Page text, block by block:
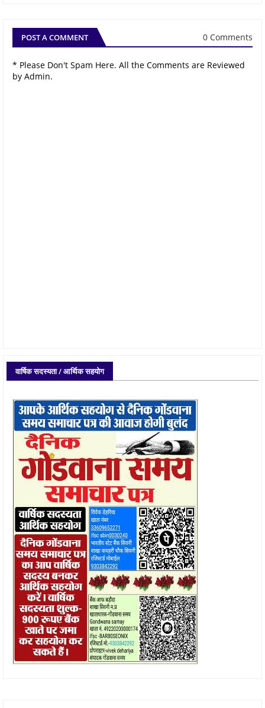
POST A COMMENT 0 Comments
* Please Don't Spam Here. All the Comments are Reviewed
by Admin.
वार्षिक सदस्यता / आर्थिक सहयोग